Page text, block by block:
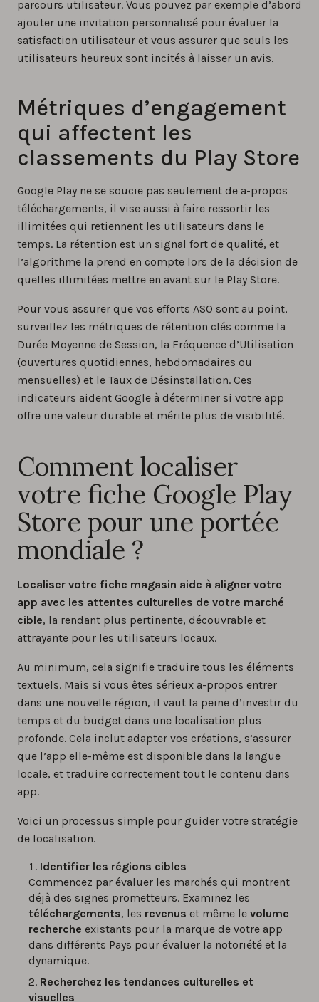
parcours utilisateur. Vous pouvez par exemple d’abord
ajouter une invitation personnalisé pour évaluer la
satisfaction utilisateur et vous assurer que seuls les
utilisateurs heureux sont incités à laisser un avis.
Métriques d’engagement
qui affectent les
classements du Play Store
Google Play ne se soucie pas seulement de a-propos
téléchargements, il vise aussi à faire ressortir les
illimitées qui retiennent les utilisateurs dans le
temps. La rétention est un signal fort de qualité, et
l’algorithme la prend en compte lors de la décision de
quelles illimitées mettre en avant sur le Play Store.
Pour vous assurer que vos efforts ASO sont au point,
surveillez les métriques de rétention clés comme la
Durée Moyenne de Session, la Fréquence d’Utilisation
(ouvertures quotidiennes, hebdomadaires ou
mensuelles) et le Taux de Désinstallation. Ces
indicateurs aident Google à déterminer si votre app
offre une valeur durable et mérite plus de visibilité.
Comment localiser
votre fiche Google Play
Store pour une portée
mondiale ?
Localiser votre fiche magasin aide à aligner votre
app avec les attentes culturelles de votre marché
cible, la rendant plus pertinente, découvrable et
attrayante pour les utilisateurs locaux.
Au minimum, cela signifie traduire tous les éléments
textuels. Mais si vous êtes sérieux a-propos entrer
dans une nouvelle région, il vaut la peine d’investir du
temps et du budget dans une localisation plus
profonde. Cela inclut adapter vos créations, s’assurer
que l’app elle-même est disponible dans la langue
locale, et traduire correctement tout le contenu dans
app.
Voici un processus simple pour guider votre stratégie
de localisation.
Identifier les régions cibles
Commencez par évaluer les marchés qui montrent
déjà des signes prometteurs. Examinez les
téléchargements, les revenus et même le volume
recherche existants pour la marque de votre app
dans différents Pays pour évaluer la notoriété et la
dynamique.
Recherchez les tendances culturelles et
visuelles